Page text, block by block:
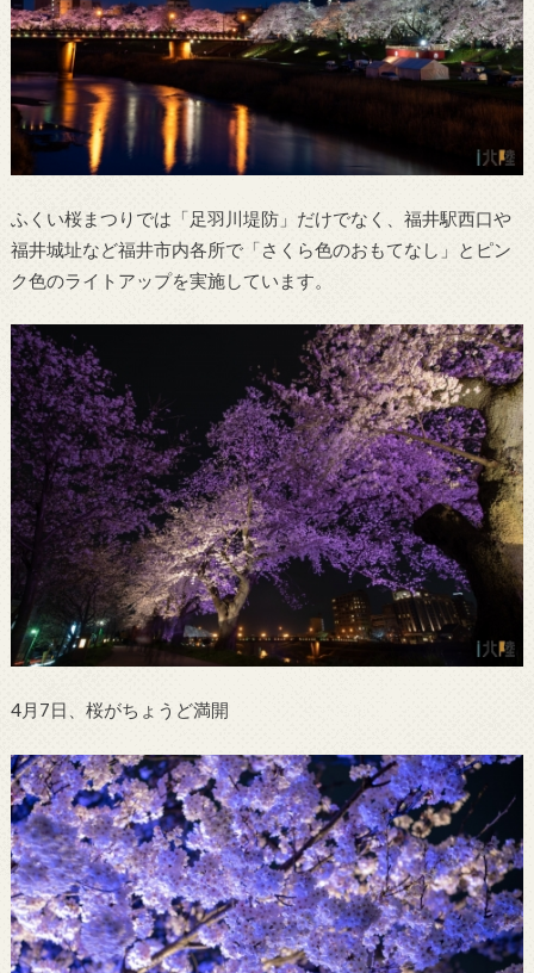
ふくい桜まつりでは「足羽川堤防」だけでなく、福井駅西口や
福井城址など福井市内各所で「さくら⾊のおもてなし」とピン
ク色のライトアップを実施しています。
4月7日、桜がちょうど満開